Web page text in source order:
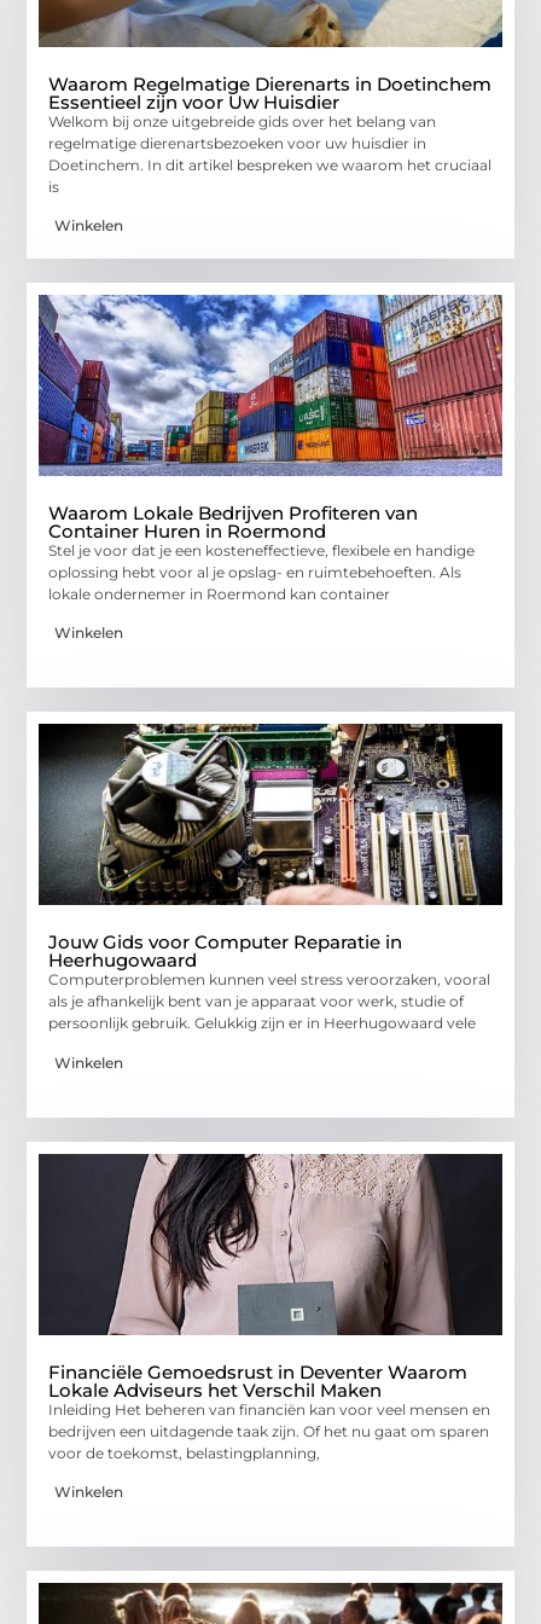
Waarom Regelmatige Dierenarts in Doetinchem
Essentieel zijn voor Uw Huisdier
Welkom bij onze uitgebreide gids over het belang van
regelmatige dierenartsbezoeken voor uw huisdier in
Doetinchem. In dit artikel bespreken we waarom het cruciaal
is
Winkelen
Waarom Lokale Bedrijven Profiteren van
Container Huren in Roermond
Stel je voor dat je een kosteneffectieve, flexibele en handige
oplossing hebt voor al je opslag- en ruimtebehoeften. Als
lokale ondernemer in Roermond kan container
Winkelen
Jouw Gids voor Computer Reparatie in
Heerhugowaard
Computerproblemen kunnen veel stress veroorzaken, vooral
als je afhankelijk bent van je apparaat voor werk, studie of
persoonlijk gebruik. Gelukkig zijn er in Heerhugowaard vele
Winkelen
Financiële Gemoedsrust in Deventer Waarom
Lokale Adviseurs het Verschil Maken
Inleiding Het beheren van financiën kan voor veel mensen en
bedrijven een uitdagende taak zijn. Of het nu gaat om sparen
voor de toekomst, belastingplanning,
Winkelen